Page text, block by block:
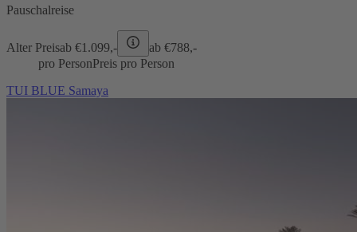
Pauschalreise
Alter Preisab €1.099,- ab €788,-
pro PersonPreis pro Person
TUI BLUE Samaya